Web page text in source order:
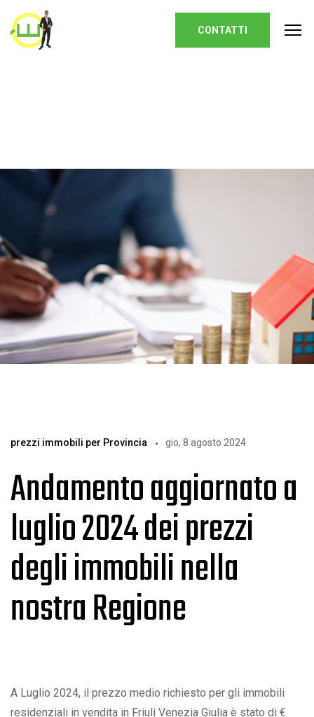
Homepage
CONTATTI
prezzi immobili per Provincia gio, 8 agosto 2024
Andamento aggiornato a
luglio 2024 dei prezzi
degli immobili nella
nostra Regione
A Luglio 2024, il prezzo medio richiesto per gli immobili
residenziali in vendita in Friuli Venezia Giulia è stato di €